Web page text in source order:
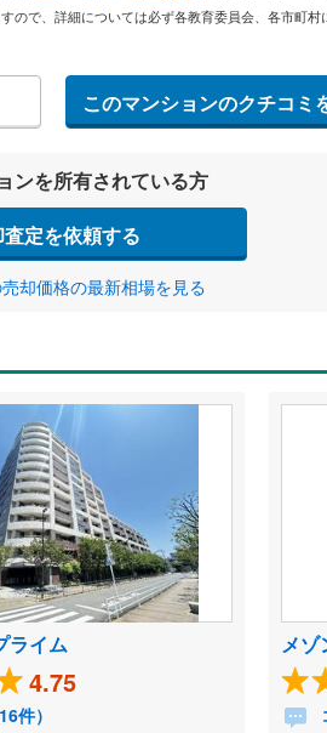
で、詳細については必ず各教育委員会、各市町村
このマンションのクチコミ
ンを所有されている方
定を依頼する
却価格の最新相場を見る
ライム
4.75
件）
メゾ